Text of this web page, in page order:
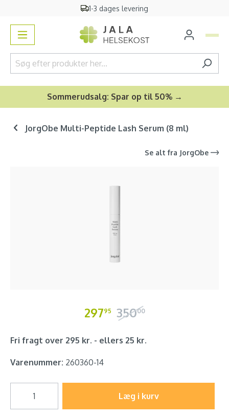
1-3 dages levering
Sommerudsalg: Spar op til 50% →
JorgObe Multi-Peptide Lash Serum (8 ml)
Se alt fra JorgObe
29795 35000
Fri fragt over 295 kr. - ellers 25 kr.
Varenummer: 260360-14
Læg i kurv